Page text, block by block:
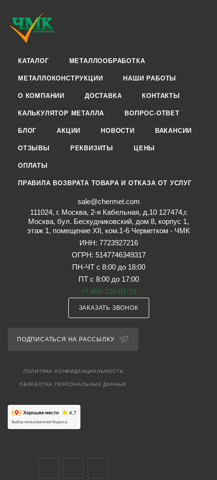
КАТАЛОГ МЕТАЛЛООБРАБОТКА
МЕТАЛЛОКОНСТРУКЦИИ НАШИ РАБОТЫ
О КОМПАНИИ ДОСТАВКА КОНТАКТЫ
КАЛЬКУЛЯТОР МЕТАЛЛА ВОПРОС-ОТВЕТ
БЛОГ АКЦИИ НОВОСТИ ВАКАНСИИ
ОТЗЫВЫ РЕКВИЗИТЫ ЦЕНЫ
ОПЛАТЫ
ПРАВИЛА ВОЗВРАТА ТОВАРА И ОТКАЗА ОТ УСЛУГ
sale@chermet.com
111024, г. Москва, 2-я Кабельная, д.10 127474,г.
Москва, бул. Бескудниковский, дом 8, корпус 1,
этаж 1, помещение XII, ком.1-6 Черметком - ЧМК
ИНН: 7723927216
ОГРН: 5147746349317
ПН-ЧТ с 8:00 до 18:00
ПТ с 8:00 до 17:00
+7 499-220-01-33
ЗАКАЗАТЬ ЗВОНОК
ПОДПИСАТЬСЯ НА РАССЫЛКУ
ПОЛИТИКА КОНФИДЕНЦИАЛЬНОСТИ
ОБРАБОТКА ПЕРСОНАЛЬНЫХ ДАННЫХ